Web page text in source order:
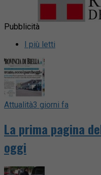
Pubblicità
I più letti
Attualità3 giorni fa
La prima pagina
oggi